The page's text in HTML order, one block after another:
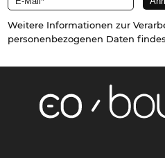
Weitere Informationen zur
personenbezogenen Daten